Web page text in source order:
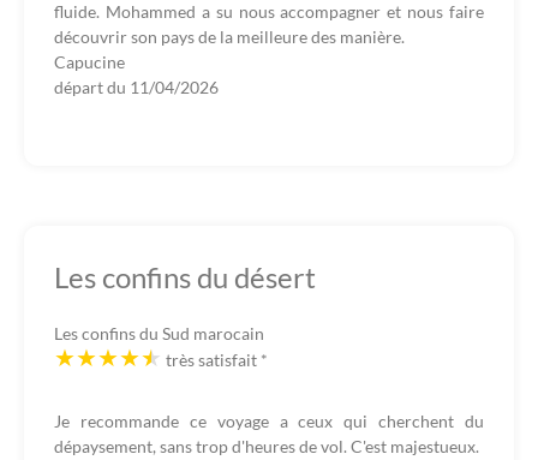
fluide. Mohammed a su nous accompagner et nous faire
découvrir son pays de la meilleure des manière.
Capucine
départ du 11/04/2026
Les confins du désert
Les confins du Sud marocain
très satisfait *
Je recommande ce voyage a ceux qui cherchent du
dépaysement, sans trop d'heures de vol. C'est majestueux.